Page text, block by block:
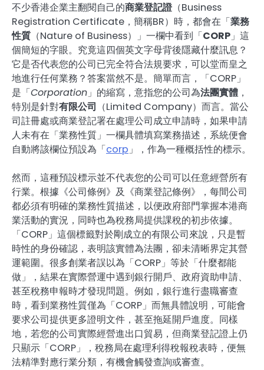
不少香港企業主翻閱自己的商業登記證（Business
Registration Certificate，簡稱BR）時，都會在「業務
性質 （Nature of Business）」一欄中看到「CORP 」這
個簡短的字眼。究竟這四個英文字母背後隱藏什麼訊息？
它是否代表您的公司已完全符合法規要求，可以堂而皇之
地進行任何業務？答案當然不是。簡單而言，「CORP」
是「Corporation 」的縮寫，意指您的公司為法團實體 ，
特別是針對有限公司 （Limited Company）而言。當公
司註冊處或商業登記署在處理公司成立申請時，如果申請
人未有在「業務性質」一欄具體填寫業務描述，系統便會
自動將該欄位預設為「corp 」，作為一種概括性的標示。
然而，這種預設標示並不代表您的公司可以任意經營所有
行業。根據《公司條例》及《商業登記條例》，每間公司
都必須有明確的業務性質描述，以便政府部門掌握本港商
業活動的實況，同時也為稅務局提供課稅的初步依據。
「CORP」這個標籤對於剛成立的有限公司來說，只是暫
時性的身份確認，表明該實體為法團，卻未清晰界定其營
運範圍。很多創業者誤以為「CORP」等於「什麼都能
做」，結果在實際營運中遇到銀行開戶、政府資助申請、
甚至稅務申報時才發現問題。例如，銀行進行盡職審查
時，看到業務性質僅為「CORP」而無具體說明，可能會
要求公司提供更多證明文件，甚至拖延開戶進度。同樣
地，若您的公司實際經營進出口貿易，但商業登記證上仍
只顯示「CORP」，稅務局在處理利得稅報稅表時，便無
法精準對應行業分類，有機會觸發查詢或審查。